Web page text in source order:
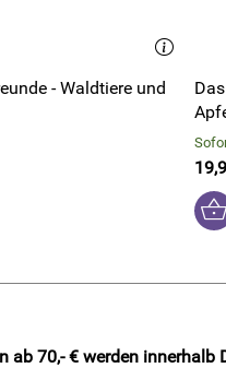
- Waldtiere und
ab 70,- € werden